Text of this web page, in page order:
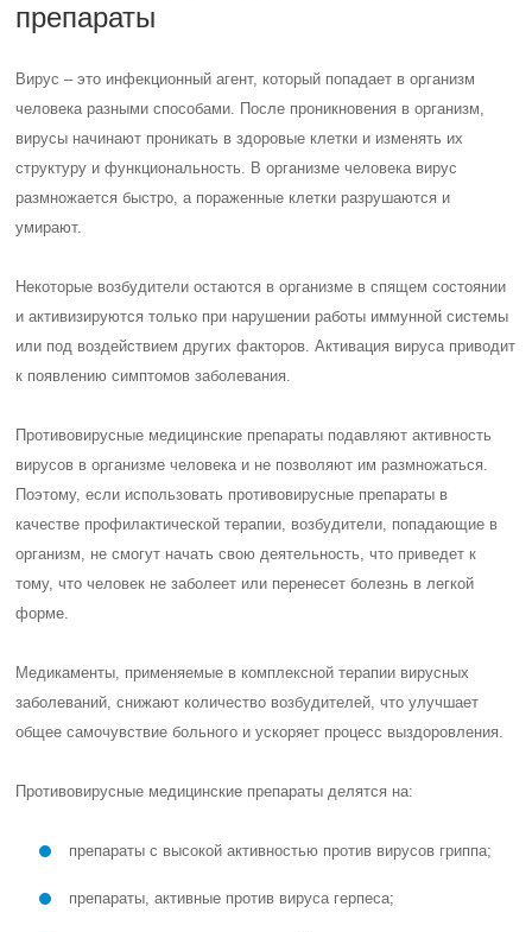
препараты
Вирус – это инфекционный агент, который попадает в организм
человека разными способами. После проникновения в организм,
вирусы начинают проникать в здоровые клетки и изменять их
структуру и функциональность. В организме человека вирус
размножается быстро, а пораженные клетки разрушаются и
умирают.
Некоторые возбудители остаются в организме в спящем состоянии
и активизируются только при нарушении работы иммунной системы
или под воздействием других факторов. Активация вируса приводит
к появлению симптомов заболевания.
Противовирусные медицинские препараты подавляют активность
вирусов в организме человека и не позволяют им размножаться.
Поэтому, если использовать противовирусные препараты в
качестве профилактической терапии, возбудители, попадающие в
организм, не смогут начать свою деятельность, что приведет к
тому, что человек не заболеет или перенесет болезнь в легкой
форме.
Медикаменты, применяемые в комплексной терапии вирусных
заболеваний, снижают количество возбудителей, что улучшает
общее самочувствие больного и ускоряет процесс выздоровления.
Противовирусные медицинские препараты делятся на:
препараты с высокой активностью против вирусов гриппа;
препараты, активные против вируса герпеса;